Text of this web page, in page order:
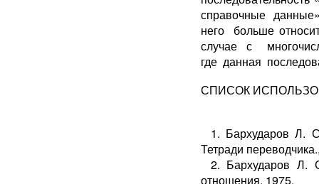
справочные
него больше
случае с
где данная
СПИСОК
1. Бархударов Л.
Тетради
2. Бархударов Л.
отношения, 1975.